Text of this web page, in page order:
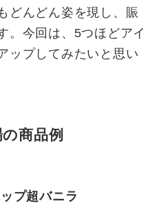
どんどん姿を現し、賑
。今回は、5つほどアイ
ップしてみたいと思い
商品例
プ超バニラ